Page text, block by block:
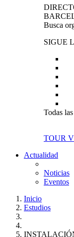
Busca
SIGUE
Todas
TOUR
Actualidad
Noticias
Eventos
Inicio
Estudios